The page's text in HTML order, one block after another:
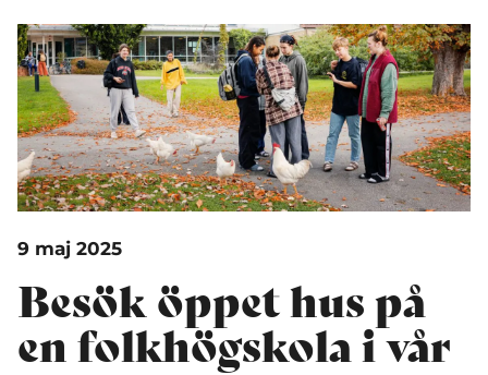
9 maj 2025
Besök öppet hus på
en folkhögskola i vår